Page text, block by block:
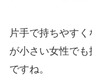
片手で持ちやすく
が小さい女性で
ですね。